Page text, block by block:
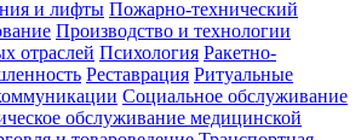
и лифты Пожарно-технический
Производство и технологии
отраслей Психология Ракетно-
Реставрация Ритуальные
Социальное обслуживание
обслуживание медицинской